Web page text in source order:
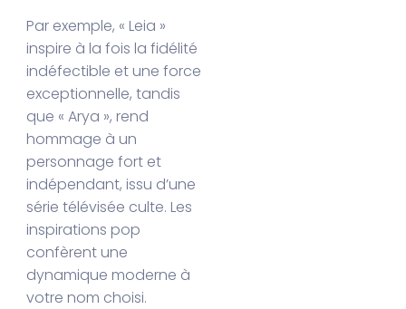
Par exemple, « Leia »
inspire à la fois la fidélité
indéfectible et une force
exceptionnelle, tandis
que « Arya », rend
hommage à un
personnage fort et
indépendant, issu d’une
série télévisée culte. Les
inspirations pop
confèrent une
dynamique moderne à
votre nom choisi.